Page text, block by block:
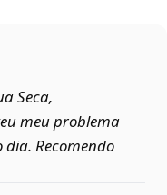
Seca,
meu problema
Recomendo